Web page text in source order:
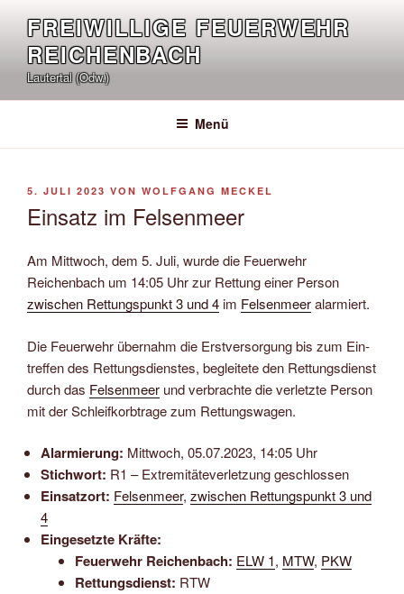
Inhalt
springen
FREIWILLIGE FEUERWEHR
REICHENBACH
Lautertal (Odw.)
Menü
VERÖFFENTLICHT
5. JULI 2023 VON WOLFGANG MECKEL
Einsatz im Felsenmeer
Am Mittwoch, dem 5. Juli, wurde die Feuerwehr
Reichenbach um 14:05 Uhr zur Rettung einer Person
zwischen Rettungspunkt 3 und 4im Felsenmeeralarmiert.
Die Feuer­wehr über­nahm die Erst­ver­sorg­ung bis zum Ein­
tref­fen des Ret­tungs­diens­tes, be­glei­te­te den Ret­tungs­dienst
durch das Felsen­meer und ver­brach­te die ver­letz­te Per­son
mit der Schleif­korb­tra­ge zum Ret­tungs­wag­en.
Alarmierung: Mittwoch, 05.07.2023, 14:05 Uhr
Stichwort: R1 – Extremitäteverletzung geschlossen
Einsatzort: Felsenmeer, zwischen Rettungspunkt 3 und
4
Eingesetzte Kräfte:
Feuerwehr Reichenbach: ELW 1, MTW, PKW
Rettungsdienst: RTW